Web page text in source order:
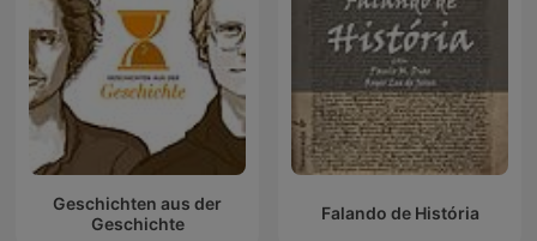
Geschichten aus der
Geschichte
Falando de História